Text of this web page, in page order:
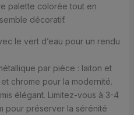
palette colorée tout en
décoratif.
le vert d’eau pour un rendu
par pièce : laiton et
chrome pour la modernité.
élégant. Limitez-vous à 3-4
pour préserver la sérénité